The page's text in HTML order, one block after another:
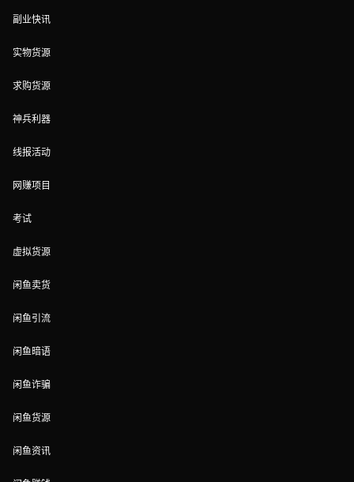
副业快讯
实物货源
求购货源
神兵利器
线报活动
网赚项目
考试
虚拟货源
闲鱼卖货
闲鱼引流
闲鱼暗语
闲鱼诈骗
闲鱼货源
闲鱼资讯